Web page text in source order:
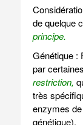
de quelque
principe.
Génétique :
par
restriction,
très
enzymes
génétique).